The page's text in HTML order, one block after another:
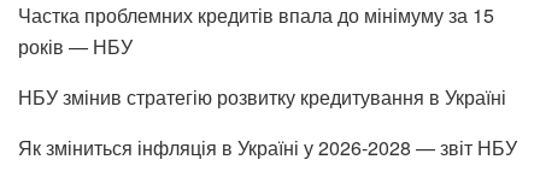
Частка проблемних кредитів впала до мінімуму за 15
років — НБУ
НБУ змінив стратегію розвитку кредитування в Україні
Як зміниться інфляція в Україні у 2026-2028 — звіт НБУ